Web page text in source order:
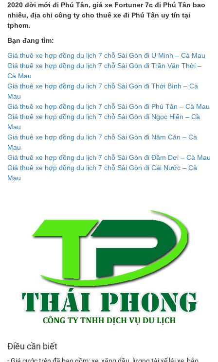
2020 đời mới đi Phú Tân, giá xe Fortuner 7c đi Phú Tân bao
nhiêu, địa chỉ công ty cho thuê xe đi Phú Tân uy tín tại
tphcm.
Bạn đang tìm:
Giá thuê xe hợp đồng du lịch 7 chỗ Sài Gòn đi U Minh – Cà Mau
Giá thuê xe hợp đồng du lịch 7 chỗ Sài Gòn đi Trần Văn Thời –
Cà Mau
Giá thuê xe hợp đồng du lịch 7 chỗ Sài Gòn đi Thới Bình – Cà
Mau
Giá thuê xe hợp đồng du lịch 7 chỗ Sài Gòn đi Phú Tân – Cà Mau
Giá thuê xe hợp đồng du lịch 7 chỗ Sài Gòn đi Ngọc Hiển – Cà
Mau
Giá thuê xe hợp đồng du lịch 7 chỗ Sài Gòn đi Năm Căn – Cà
Mau
Giá thuê xe hợp đồng du lịch 7 chỗ Sài Gòn đi Đầm Dơi – Cà Mau
Giá thuê xe hợp đồng du lịch 7 chỗ Sài Gòn đi Cái Nước – Cà
Mau
Điều cần biết